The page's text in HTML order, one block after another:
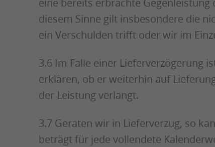
diesem Sinne gilt insbesondere die
ein Verschulden trifft oder wir im
3.6 Im Falle einer Lieferverzögerung
erklären, ob er weiterhin auf
der Leistung verlangt.
3.7 Geraten wir in Lieferverzug, so
beträgt für jede vollendete